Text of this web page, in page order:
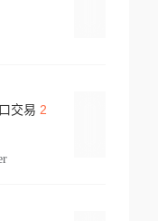
交易 2